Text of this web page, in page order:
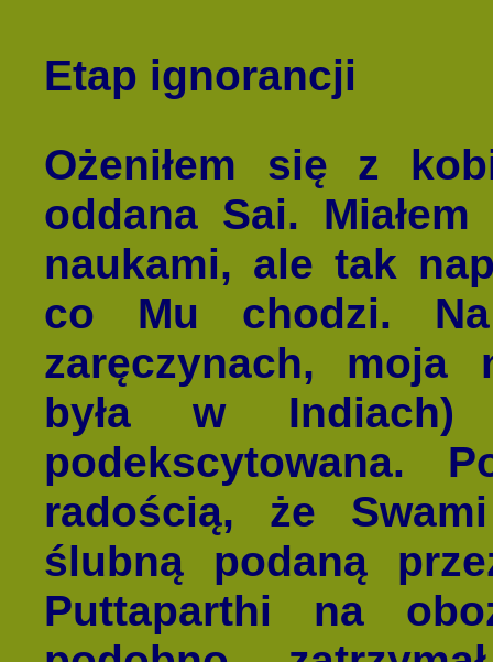
Etap ignorancji
Ożeniłem się z
oddana Sai.
naukami, ale tak
co Mu chodzi.
zaręczynach, moja
była w Indiach)
podekscytowana.
radością, że
ślubną podaną
Puttaparthi na